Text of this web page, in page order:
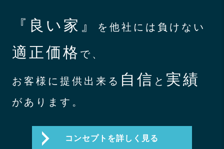
『良い家』 を他社には負けない
適正価格 で、
お客様に提供出来る 自信 と 実績
があります。
コンセプトを詳しく見る